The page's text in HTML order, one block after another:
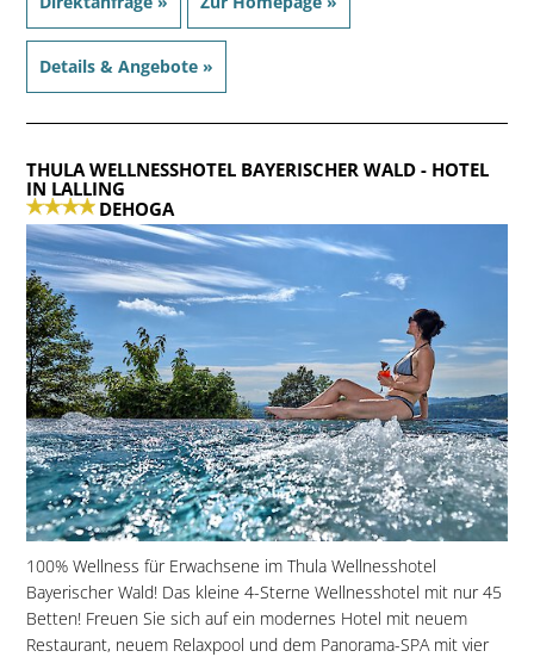
Details & Angebote »
THULA WELLNESSHOTEL BAYERISCHER WALD- HOTEL
IN LALLING
DEHOGA
100% Wellness für Erwachsene im Thula Wellnesshotel
Bayerischer Wald! Das kleine 4-Sterne Wellnesshotel mit nur 45
Betten! Freuen Sie sich auf ein modernes Hotel mit neuem
Restaurant, neuem Relaxpool und dem Panorama-SPA mit vier